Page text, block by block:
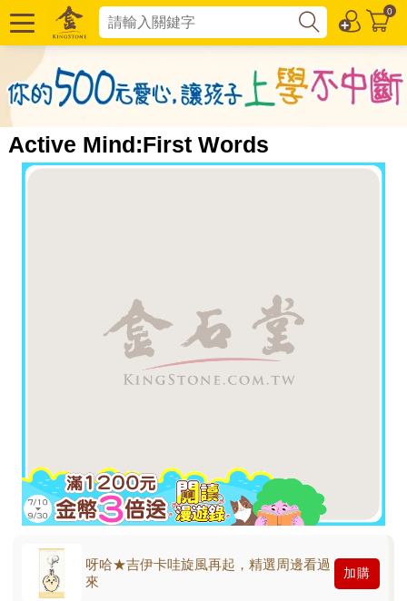
0
Active Mind:First Words
呀哈★吉伊卡哇旋風再起，精選周邊看過
來
加購